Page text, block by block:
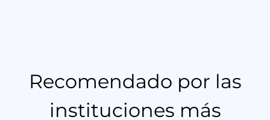
Recomendado por las
instituciones más